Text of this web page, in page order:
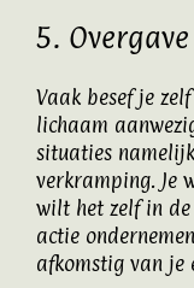
5. Overgave
Vaak besef je
lichaam
situaties
verkramping. Je
wilt het zelf in
actie
afkomstig van je